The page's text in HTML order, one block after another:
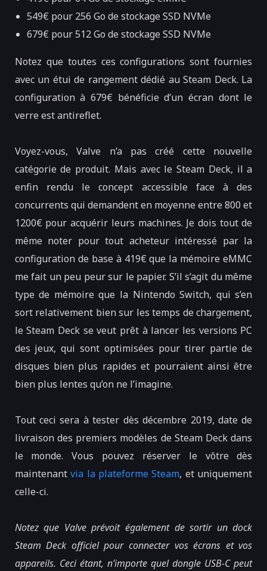
549€ pour 256 Go de stockage SSD NVMe
679€ pour 512 Go de stockage SSD NVMe
Notez que toutes ces configurations sont fournies
avec un étui de rangement dédié au Steam Deck. La
configuration à 679€ bénéficie d’un écran dont le
verre est antireflet.
Voyez-vous, Valve n’a pas créé cette nouvelle
catégorie de produit. Mais avec le Steam Deck, il a
enfin rendu le concept accessible face à des
concurrents qui demandent en moyenne entre 800 et
1200€ pour acquérir leurs machines. Je dois tout de
même noter pour tout acheteur intéressé par la
configuration de base à 419€ que la mémoire eMMC
me fait un peu peur sur le papier. S’il s’agit du même
type de mémoire que la Nintendo Switch, qui s’en
sort relativement bien sur les temps de chargement,
le Steam Deck se veut prêt à lancer les versions PC
des jeux, qui sont optimisées pour tirer partie de
disques bien plus rapides et pourraient ainsi être
bien plus lentes qu’on ne l’imagine.
Tout ceci sera à tester dès décembre 2019, date de
livraison des premiers modèles de Steam Deck dans
le monde. Vous pouvez réserver le vôtre dès
maintenantvia la plateforme Steam, et uniquement
celle-ci.
Notez que Valve prévoit également de sortir un dock
Steam Deck officiel pour connecter vos écrans et vos
appareils. Ceci étant, n’importe quel dongle USB-C peut